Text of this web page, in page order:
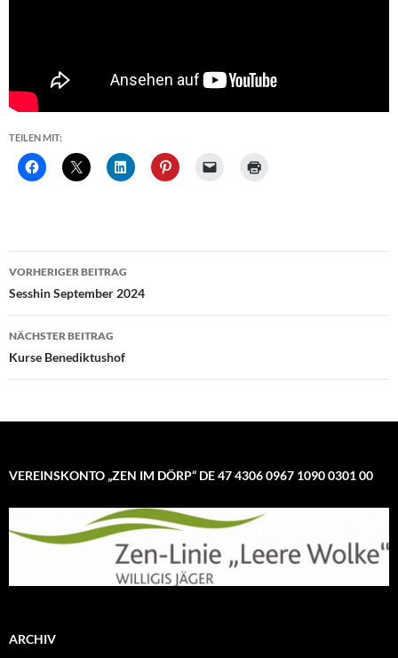
TEILEN MIT:
Beitragsnavigation
VORHERIGER BEITRAG
Sesshin September 2024
NÄCHSTER BEITRAG
Kurse Benediktushof
VEREINSKONTO „ZEN IM DÖRP“ DE 47 4306 0967 1090 0301 00
ARCHIV